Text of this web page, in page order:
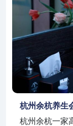
杭州余杭养生
杭州余杭一家